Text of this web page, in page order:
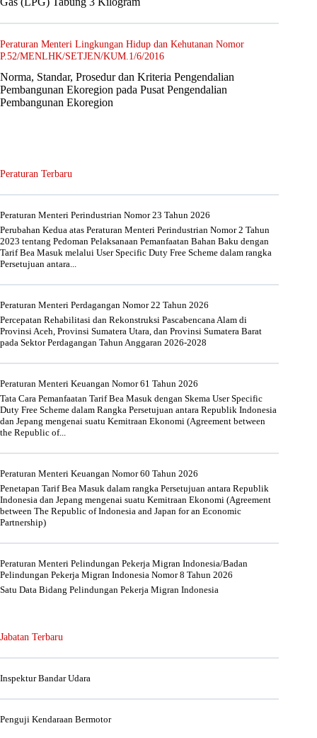
Peraturan Menteri Lingkungan Hidup dan Kehutanan Nomor
P.52/MENLHK/SETJEN/KUM.1/6/2016
Norma, Standar, Prosedur dan Kriteria Pengendalian
Pembangunan Ekoregion pada Pusat Pengendalian
Pembangunan Ekoregion
Peraturan Terbaru
Peraturan Menteri Perindustrian Nomor 23 Tahun 2026
Perubahan Kedua atas Peraturan Menteri Perindustrian Nomor 2 Tahun
2023 tentang Pedoman Pelaksanaan Pemanfaatan Bahan Baku dengan
Tarif Bea Masuk melalui User Specific Duty Free Scheme dalam rangka
Persetujuan antara...
Peraturan Menteri Perdagangan Nomor 22 Tahun 2026
Percepatan Rehabilitasi dan Rekonstruksi Pascabencana Alam di
Provinsi Aceh, Provinsi Sumatera Utara, dan Provinsi Sumatera Barat
pada Sektor Perdagangan Tahun Anggaran 2026-2028
Peraturan Menteri Keuangan Nomor 61 Tahun 2026
Tata Cara Pemanfaatan Tarif Bea Masuk dengan Skema User Specific
Duty Free Scheme dalam Rangka Persetujuan antara Republik Indonesia
dan Jepang mengenai suatu Kemitraan Ekonomi (Agreement between
the Republic of...
Peraturan Menteri Keuangan Nomor 60 Tahun 2026
Penetapan Tarif Bea Masuk dalam rangka Persetujuan antara Republik
Indonesia dan Jepang mengenai suatu Kemitraan Ekonomi (Agreement
between The Republic of Indonesia and Japan for an Economic
Partnership)
Peraturan Menteri Pelindungan Pekerja Migran Indonesia/Badan
Pelindungan Pekerja Migran Indonesia Nomor 8 Tahun 2026
Satu Data Bidang Pelindungan Pekerja Migran Indonesia
Jabatan Terbaru
Inspektur Bandar Udara
Penguji Kendaraan Bermotor